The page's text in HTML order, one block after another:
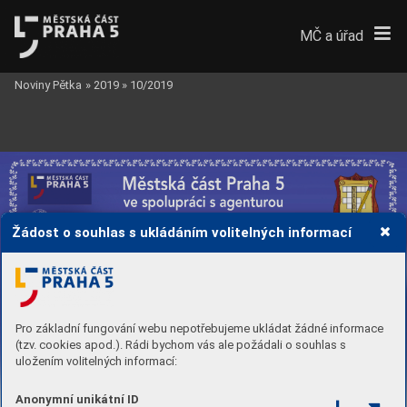
Žádost o souhlas s ukládáním volitelných informací
Pro základní fungování webu nepotřebujeme ukládat žádné informace
(tzv. cookies apod.). Rádi bychom vás ale požádali o souhlas s
uložením volitelných informací:
Anonymní unikátní ID
elká dobr odru ství
Mstská ást Praha 5
vás sr den zve na akci pr o d ti
ve spolupráci s agenturou
MČ a úřad
Noviny Pětka » 2019 » 10/2019